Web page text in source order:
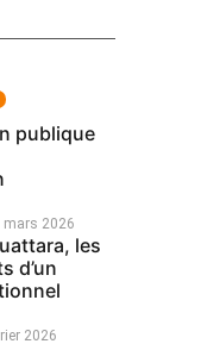
publique
mars 2026
les
d’un
2026